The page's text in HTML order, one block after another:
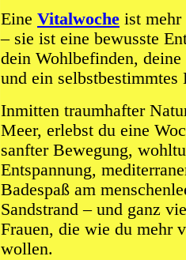
Eine Vitalwoche ist
– sie ist eine bewusste
dein Wohlbefinden,
und ein selbstbestimmtes
Inmitten traumhafter
Meer, erlebst du eine
sanfter Bewegung,
Entspannung,
Badespaß am
Sandstrand – und ganz
Frauen, die wie du mehr
wollen.